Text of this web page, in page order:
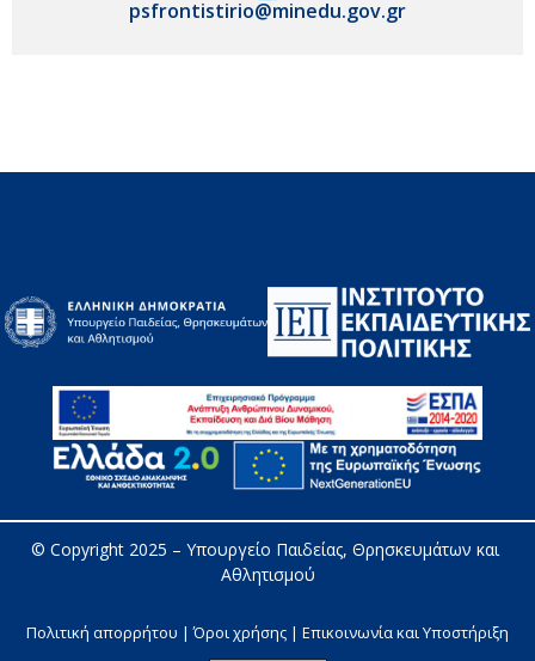
psfrontistirio@minedu.gov.gr
© Copyright 2025 – Υπουργείο Παιδείας, Θρησκευμάτων και
Αθλητισμού
Πολιτική απορρήτου | Όροι χρήσης | Επικοινωνία και Υποστήριξη